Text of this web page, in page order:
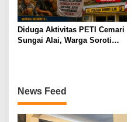
Diduga Aktivitas PETI Cemari
Sungai Alai, Warga Soroti
News Feed